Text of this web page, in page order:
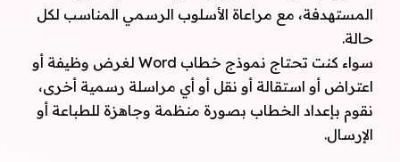
المستهدفة، مع مراعاة الأسلوب الرسمي المناسب لكل
حالة.
سواء كنت تحتاج نموذج خطاب Word لغرض وظيفة أو
اعتراض أو استقالة أو نقل أو أي مراسلة رسمية أخرى،
نقوم بإعداد الخطاب بصورة منظمة وجاهزة للطباعة أو
الإرسال.